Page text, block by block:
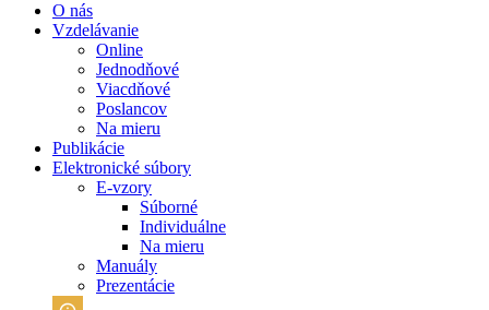
O nás
Vzdelávanie
Online
Jednodňové
Viacdňové
Poslancov
Na mieru
Publikácie
Elektronické súbory
E-vzory
Súborné
Individuálne
Na mieru
Manuály
Prezentácie